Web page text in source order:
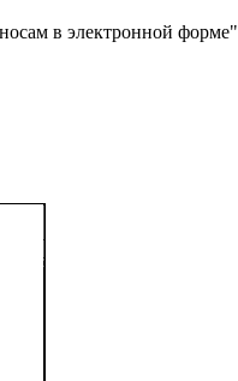
в электронной форме"